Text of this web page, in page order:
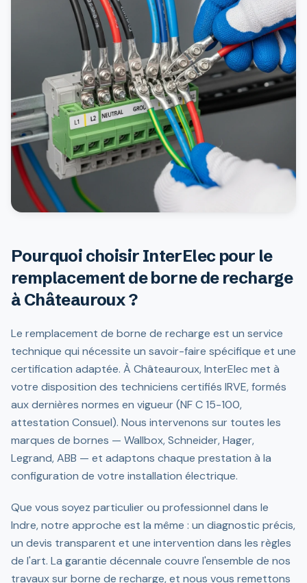
Pourquoi choisir InterElec pour le
remplacement de borne de recharge
à Châteauroux ?
Le remplacement de borne de recharge est un service
technique qui nécessite un savoir-faire spécifique et une
certification adaptée. À Châteauroux, InterElec met à
votre disposition des techniciens certifiés IRVE, formés
aux dernières normes en vigueur (NF C 15-100,
attestation Consuel). Nous intervenons sur toutes les
marques de bornes — Wallbox, Schneider, Hager,
Legrand, ABB — et adaptons chaque prestation à la
configuration de votre installation électrique.
Que vous soyez particulier ou professionnel dans le
Indre, notre approche est la même : un diagnostic précis,
un devis transparent et une intervention dans les règles
de l'art. La garantie décennale couvre l'ensemble de nos
travaux sur borne de recharge, et nous vous remettons